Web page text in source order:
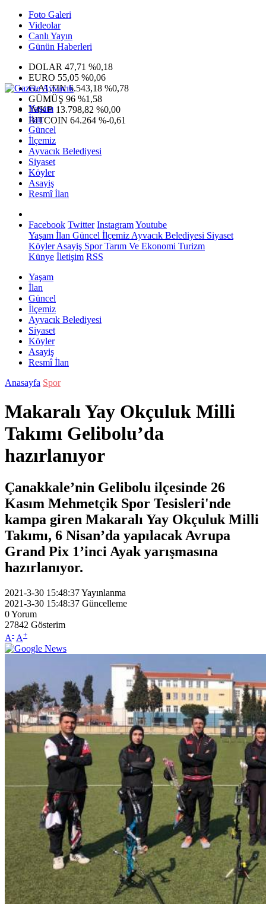
Foto Galeri
Videolar
Canlı Yayın
Günün Haberleri
DOLAR 47,71 %0,18
EURO 55,05 %0,06
G.ALTIN6.543,18 %0,78
GÜMÜŞ 96 %1,58
IMKB 13.798,82 %0,00
BITCOIN 64.264 %-0,61
Yaşam
İlan
Güncel
İlçemiz
Ayvacık Belediyesi
Siyaset
Köyler
Asayiş
Resmî İlan
Facebook Twitter InstagramYoutube
Yaşam İlan Güncel İlçemiz Ayvacık Belediyesi Siyaset
KöylerAsayiş SporTarım Ve Ekonomi Turizm
Künye İletişim RSS
Yaşam
İlan
Güncel
İlçemiz
Ayvacık Belediyesi
Siyaset
Köyler
Asayiş
Resmî İlan
Anasayfa Spor
Makaralı Yay Okçuluk Milli
Takımı Gelibolu’da
hazırlanıyor
Çanakkale’nin Gelibolu ilçesinde 26
Kasım Mehmetçik Spor Tesisleri'nde
kampa giren Makaralı Yay Okçuluk Milli
Takımı, 6 Nisan’da yapılacak Avrupa
Grand Pix 1’inci Ayak yarışmasına
hazırlanıyor.
2021-3-30 15:48:37Yayınlanma
2021-3-30 15:48:37 Güncelleme
0Yorum
27842 Gösterim
A- A+